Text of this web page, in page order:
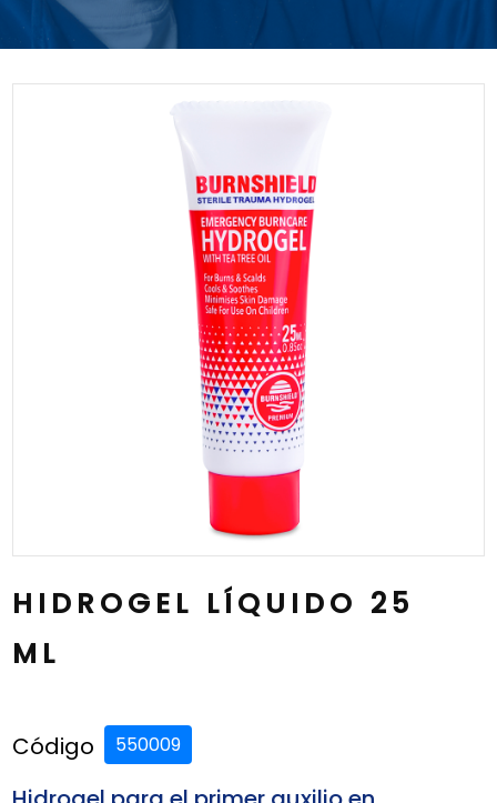
HIDROGEL LÍQUIDO 25
ML
Código 550009